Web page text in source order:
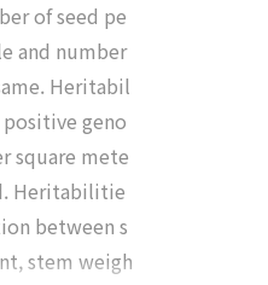
of seed pe
and number
Heritabil
geno
square mete
Heritabilitie
between s
stem weigh